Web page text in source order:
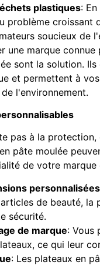
plastiques:
problème croissant
soucieux de
une marque
sont la solution.
et permettent à
l'environnement.
pas à la
pâte moulée
de votre
personnalisées
de beauté, la
sécurité.
de marque: Vous
ce qui leur
: Les plateaux en